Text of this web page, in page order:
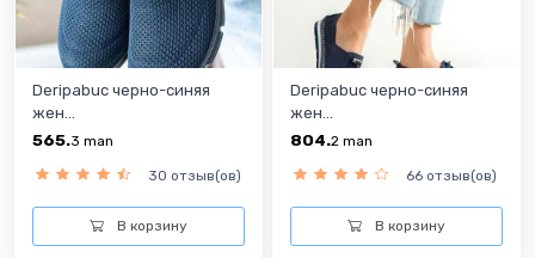
Deripabuc черно-синяя
жен...
565.3 man
30 отзыв(ов)
В корзину
Deripabuc черно-синяя
жен...
804.2 man
66 отзыв(ов)
В корзину